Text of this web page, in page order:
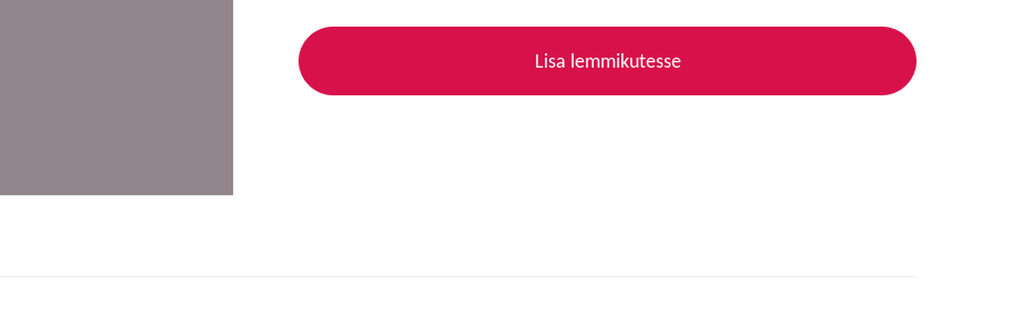
Lisa lemmikutesse